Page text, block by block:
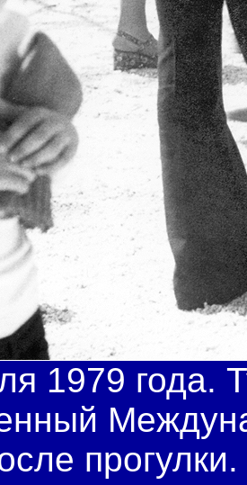
1979 года.